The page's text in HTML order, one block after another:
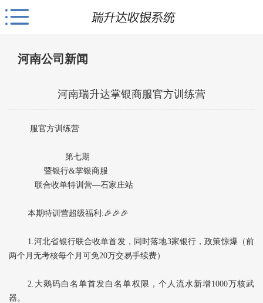
河南公司新闻
河南瑞升达掌银商服官方训练营
服官方训练营
第七期
暨银行&掌银商服
联合收单特训营—石家庄站
本期特训营超级福利:🎉🎉🎉
1.河北省银行联合收单首发，同时落地3家银行，政策惊爆（前
两个月无考核每个月可免20万交易手续费）
2.大鹅码白名单首发白名单权限，个人流水新增1000万核武
器。